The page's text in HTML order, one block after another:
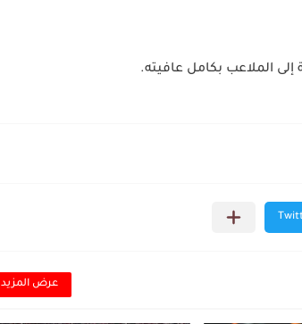
الملاعب بكامل عافيته.
عرض المزيد